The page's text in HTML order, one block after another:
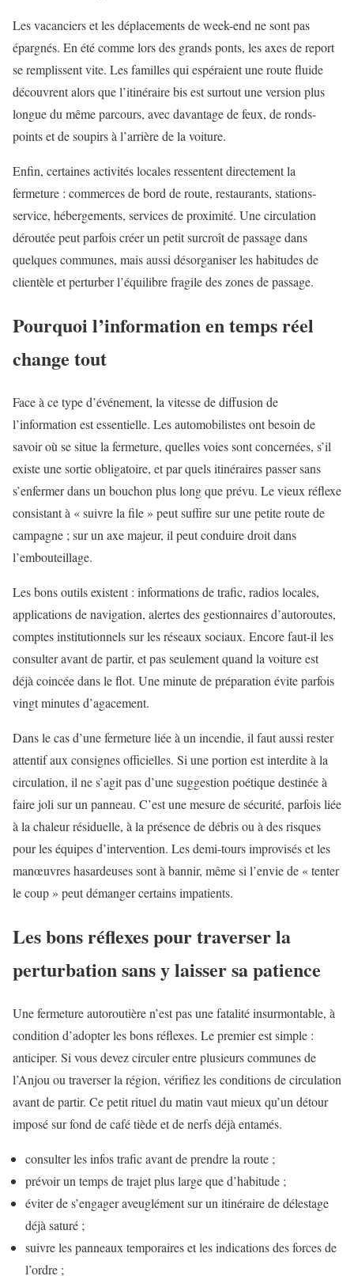
Les vacanciers et les déplacements de week-end ne sont pas
épargnés. En été comme lors des grands ponts, les axes de report
se remplissent vite. Les familles qui espéraient une route fluide
découvrent alors que l’itinéraire bis est surtout une version plus
longue du même parcours, avec davantage de feux, de ronds-
points et de soupirs à l’arrière de la voiture.
Enfin, certaines activités locales ressentent directement la
fermeture : commerces de bord de route, restaurants, stations-
service, hébergements, services de proximité. Une circulation
déroutée peut parfois créer un petit surcroît de passage dans
quelques communes, mais aussi désorganiser les habitudes de
clientèle et perturber l’équilibre fragile des zones de passage.
Pourquoi l’information en temps réel
change tout
Face à ce type d’événement, la vitesse de diffusion de
l’information est essentielle. Les automobilistes ont besoin de
savoir où se situe la fermeture, quelles voies sont concernées, s’il
existe une sortie obligatoire, et par quels itinéraires passer sans
s’enfermer dans un bouchon plus long que prévu. Le vieux réflexe
consistant à « suivre la file » peut suffire sur une petite route de
campagne ; sur un axe majeur, il peut conduire droit dans
l’embouteillage.
Les bons outils existent : informations de trafic, radios locales,
applications de navigation, alertes des gestionnaires d’autoroutes,
comptes institutionnels sur les réseaux sociaux. Encore faut-il les
consulter avant de partir, et pas seulement quand la voiture est
déjà coincée dans le flot. Une minute de préparation évite parfois
vingt minutes d’agacement.
Dans le cas d’une fermeture liée à un incendie, il faut aussi rester
attentif aux consignes officielles. Si une portion est interdite à la
circulation, il ne s’agit pas d’une suggestion poétique destinée à
faire joli sur un panneau. C’est une mesure de sécurité, parfois liée
à la chaleur résiduelle, à la présence de débris ou à des risques
pour les équipes d’intervention. Les demi-tours improvisés et les
manœuvres hasardeuses sont à bannir, même si l’envie de « tenter
le coup » peut démanger certains impatients.
Les bons réflexes pour traverser la
perturbation sans y laisser sa patience
Une fermeture autoroutière n’est pas une fatalité insurmontable, à
condition d’adopter les bons réflexes. Le premier est simple :
anticiper. Si vous devez circuler entre plusieurs communes de
l’Anjou ou traverser la région, vérifiez les conditions de circulation
avant de partir. Ce petit rituel du matin vaut mieux qu’un détour
imposé sur fond de café tiède et de nerfs déjà entamés.
consulter les infos trafic avant de prendre la route ;
prévoir un temps de trajet plus large que d’habitude ;
éviter de s’engager aveuglément sur un itinéraire de délestage
déjà saturé ;
suivre les panneaux temporaires et les indications des forces de
l’ordre ;